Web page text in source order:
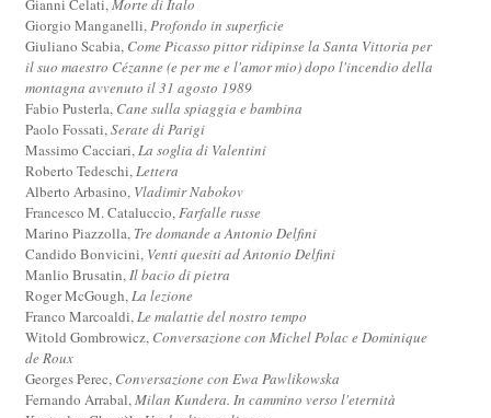
Gianni Celati,Morte di Italo
Giorgio Manganelli,Profondo in superficie
Giuliano Scabia, Come Picasso pittor ridipinse la Santa Vittoria per
il suo maestro Cézanne (e per me e l'amor mio) dopo l'incendio della
montagna avvenuto il 31 agosto 1989
Fabio Pusterla, Cane sulla spiaggia e bambina
Paolo Fossati,Serate di Parigi
Massimo Cacciari,La soglia di Valentini
Roberto Tedeschi,Lettera
Alberto Arbasino, Vladimir Nabokov
Francesco M. Cataluccio,Farfalle russe
Marino Piazzolla, Tre domande a Antonio Delfini
Candido Bonvicini, Venti quesiti ad Antonio Delfini
Manlio Brusatin,Il bacio di pietra
Roger McGough,La lezione
Franco Marcoaldi,Le malattie del nostro tempo
Witold Gombrowicz, Conversazione con Michel Polac e Dominique
de Roux
Georges Perec, Conversazione con Ewa Pawlikowska
Fernando Arrabal,Milan Kundera. In cammino verso l'eternità